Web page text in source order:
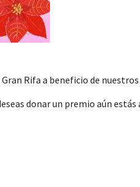
Rifa a beneficio de
donar un premio aún